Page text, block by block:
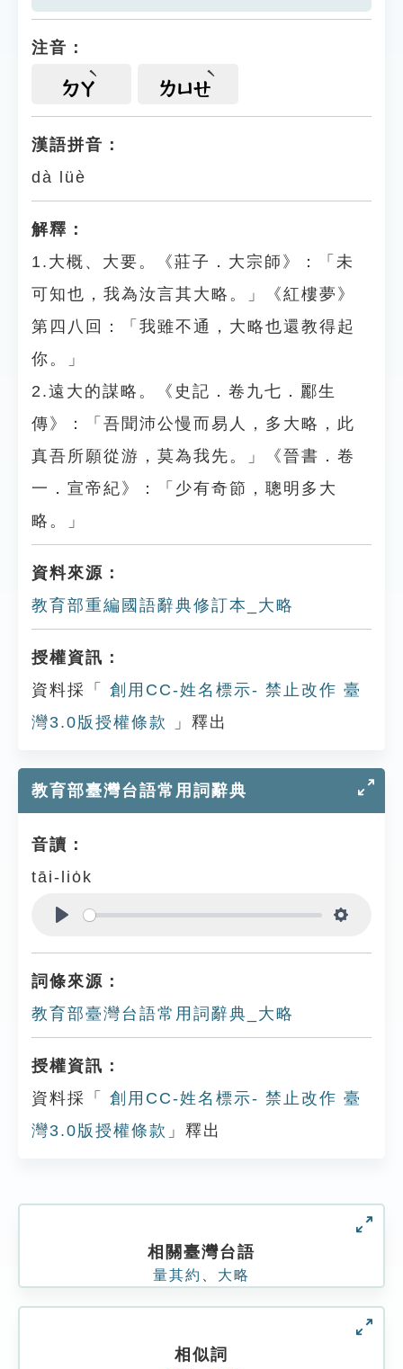
注音：
ㄉㄚ ㄌㄩㄝ
漢語拼音：
dà lüè
解釋：
1.大概、大要。《莊子．大宗師》：「未
可知也，我為汝言其大略。」《紅樓夢》
第四八回：「我雖不通，大略也還教得起
你。」
2.遠大的謀略。《史記．卷九七．酈生
傳》：「吾聞沛公慢而易人，多大略，此
真吾所願從游，莫為我先。」《晉書．卷
一．宣帝紀》：「少有奇節，聰明多大
略。」
資料來源：
教育部重編國語辭典修訂本_大略
授權資訊：
資料採「
創用CC-姓名標示- 禁止改作 臺
灣3.0版授權條款
」釋出
教育部臺灣台語常用詞辭典
音讀：
tāi-lio̍k
詞條來源：
教育部臺灣台語常用詞辭典_大略
授權資訊：
資料採「
創用CC-姓名標示- 禁止改作 臺
灣3.0版授權條款 」釋出
相關臺灣台語
量其約 大略
相似詞